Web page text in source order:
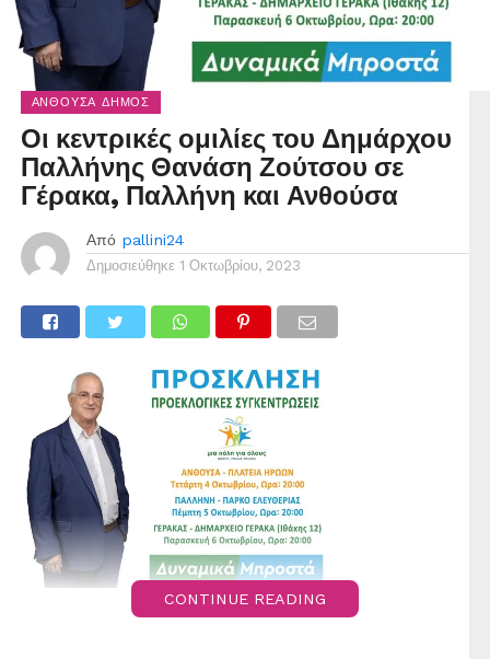
ΑΝΘΟΎΣΑ ΔΉΜΟΣ
Οι κεντρικές ομιλίες του Δημάρχου
Παλλήνης Θανάση Ζούτσου σε
Γέρακα, Παλλήνη και Ανθούσα
Από pallini24
Δημοσιεύθηκε 1 Οκτωβρίου, 2023
CONTINUE READING